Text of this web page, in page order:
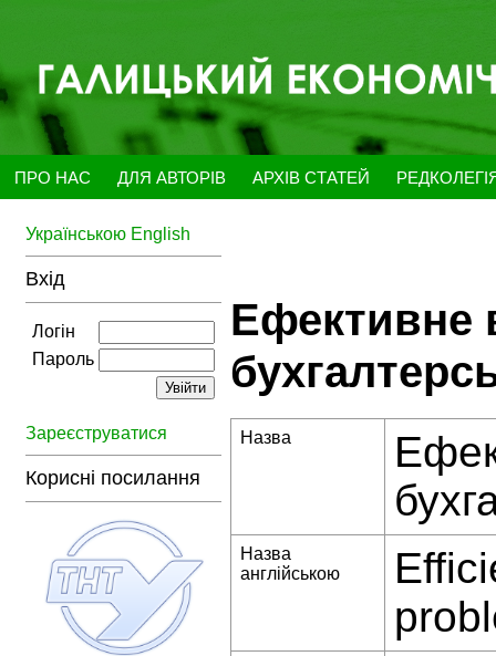
ПРО НАС ДЛЯ АВТОРІВ АРХІВ СТАТЕЙ
Українською English
Вхід
Логін
Пароль
Зареєструватися
Корисні посилання
Ефективне
Назва
Назва
англійською